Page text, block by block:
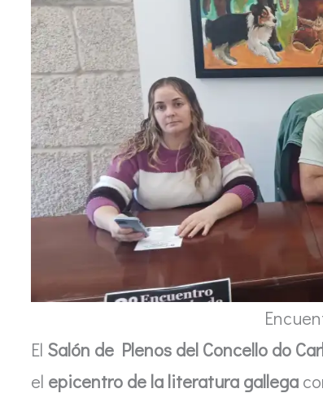
El Salón de Plenos del Concello do
el epicentro de la literatura gallega